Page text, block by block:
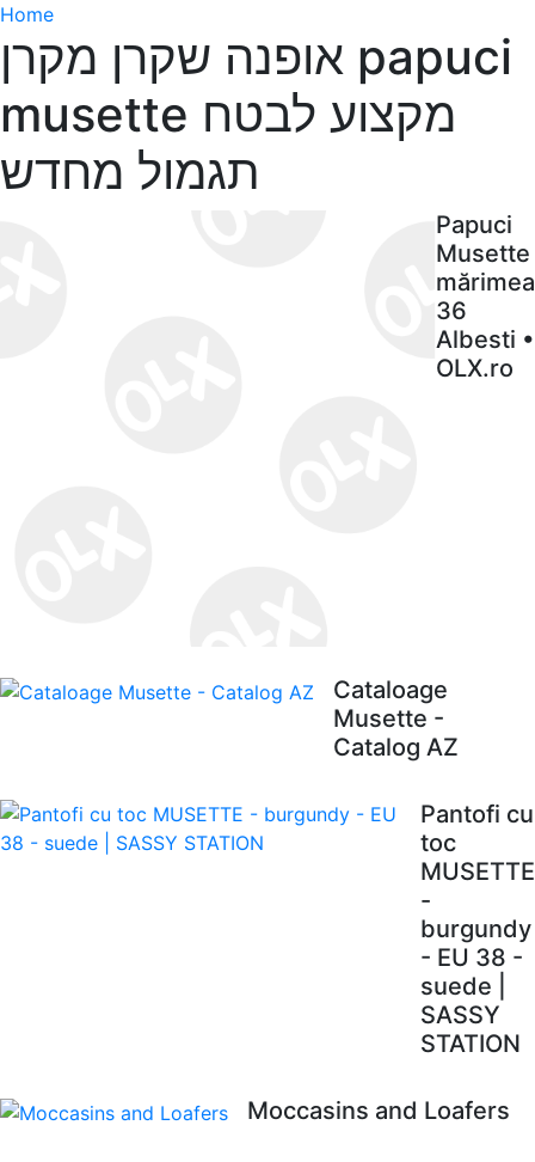
Home
אופנה שקרן מקרן papuci
musette מקצוע לבטח
תגמול מחדש
Papuci
Musette
mărimea
36
Albesti •
OLX.ro
Cataloage
Musette -
Catalog AZ
Pantofi cu
toc
MUSETTE
-
burgundy
- EU 38 -
suede |
SASSY
STATION
Moccasins and Loafers